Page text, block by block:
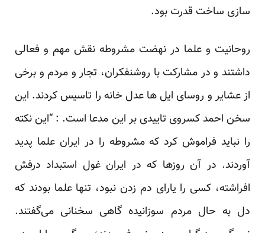
سازی ساخت قدرت بود.
روحانیت و علما در نهضت مشروطه نقش مهم و فعالی
داشتند و در مشارکت با روشنفکران، تجار و مردم و برخی
از عشایر و روسای ایل ها عدل خانه را تاسیس کردند. این
سخن احمد کسروی تاییدی بر این مدعا است. : “این نکته
را نباید فراموش کرد که مشروطه را در ایران علما پدید
آوردند. در آن روزها که در ایران غول استبداد درفش
افراشته، کسی را یارای دم زدن نبود، تنها علما بودند که
دل به حال مردم سوزانیده گاهی سخنانی می‌گفتند.